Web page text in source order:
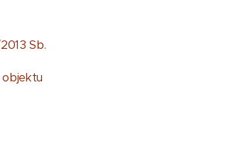
Sb.